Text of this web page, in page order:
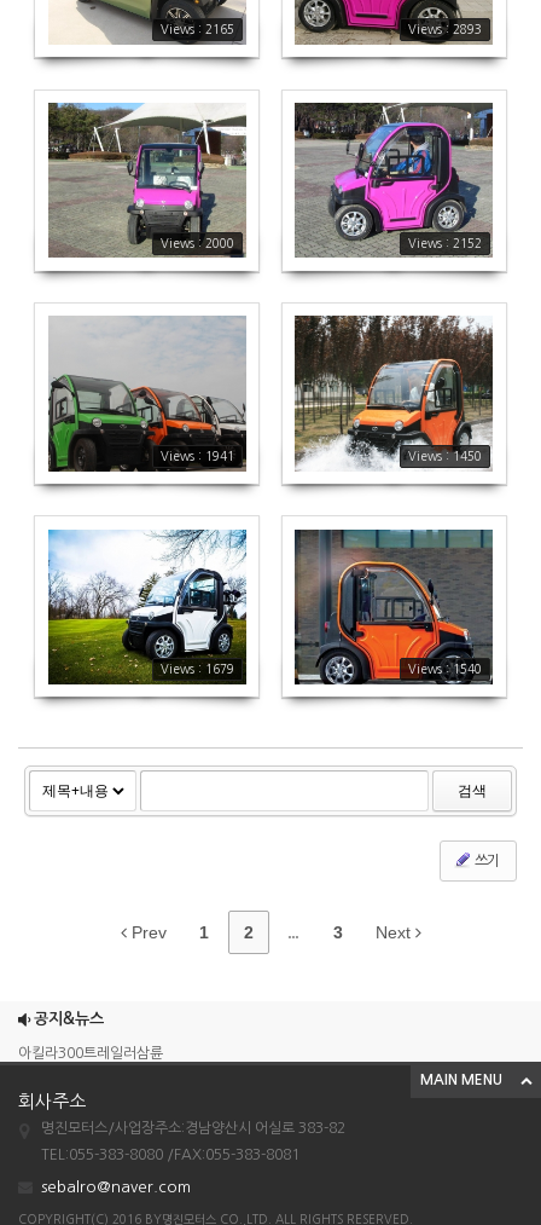
Views : 2165 Views : 2893
Views : 2000
에코 미니
2000
Views : 2152
에코미니
2152
Views : 1941
에코미니(ECO MINI)
1941
Views : 1450
1450
Views : 1679
에코미니(ECO MINI)
1679
Views : 1540
에코미니(ECO MINI)
1540
검색
쓰기
Prev 1 2 ... 3 Next
공지&뉴스
엠보이 125cc삼륜
아킬라300트레일러삼륜
조이맥스125cc삼륜
엠보이 125cc삼륜
MAIN MENU
회사주소
명진모터스/사업장주소:경남양산시 어실로 383-82
TEL:055-383-8080 /FAX:055-383-8081
sebalro@naver.com
COPYRIGHT(C) 2016 BY명진모터스 CO.,LTD. ALL RIGHTS RESERVED.